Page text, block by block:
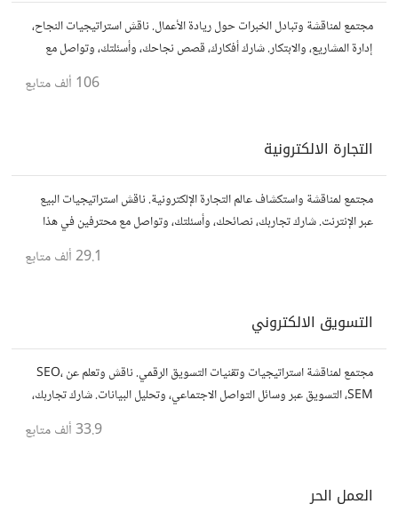
مجتمع لمناقشة وتبادل الخبرات حول ريادة الأعمال. ناقش استراتيجيات النجاح،
إدارة المشاريع، والابتكار. شارك أفكارك، قصص نجاحك، وأسئلتك، وتواصل مع
106 ألف متابع
التجارة الالكترونية
مجتمع لمناقشة واستكشاف عالم التجارة الإلكترونية. ناقش استراتيجيات البيع
عبر الإنترنت. شارك تجاربك، نصائحك، وأسئلتك، وتواصل مع محترفين في هذا
29.1 ألف متابع
التسويق الالكتروني
مجتمع لمناقشة استراتيجيات وتقنيات التسويق الرقمي. ناقش وتعلم عن SEO،
SEM، التسويق عبر وسائل التواصل الاجتماعي، وتحليل البيانات. شارك تجاربك،
33.9 ألف متابع
العمل الحر